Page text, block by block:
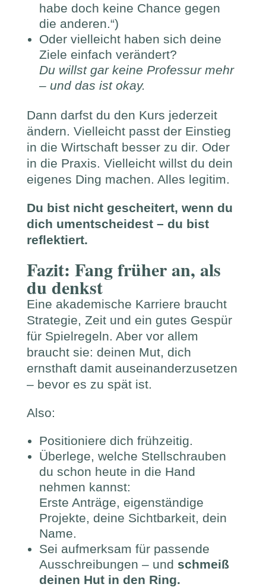
habe doch keine Chance gegen
die anderen.“)
Oder vielleicht haben sich deine
Ziele einfach verändert?
Du willst gar keine Professur mehr
– und das ist okay.
Dann darfst du den Kurs jederzeit
ändern. Vielleicht passt der Einstieg
in die Wirtschaft besser zu dir. Oder
in die Praxis. Vielleicht willst du dein
eigenes Ding machen. Alles legitim.
Du bist nicht gescheitert, wenn du
dich umentscheidest – du bist
reflektiert.
Fazit: Fang früher an, als
du denkst
Eine akademische Karriere braucht
Strategie, Zeit und ein gutes Gespür
für Spielregeln. Aber vor allem
braucht sie: deinen Mut, dich
ernsthaft damit auseinanderzusetzen
– bevor es zu spät ist.
Also:
Positioniere dich frühzeitig.
Überlege, welche Stellschrauben
du schon heute in die Hand
nehmen kannst:
Erste Anträge, eigenständige
Projekte, deine Sichtbarkeit, dein
Name.
Sei aufmerksam für passende
Ausschreibungen – und schmeiß
deinen Hut in den Ring.